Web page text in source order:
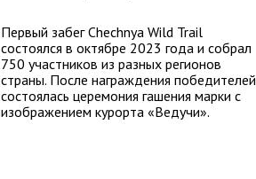
Первый забег Chechnya Wild Trail
состоялся в октябре 2023 года и собрал
750 участников из разных регионов
страны. После награждения победителей
состоялась церемония гашения марки с
изображением курорта «Ведучи».